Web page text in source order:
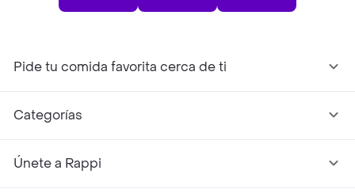
Pide tu comida favorita cerca de ti
Categorías
Únete a Rappi